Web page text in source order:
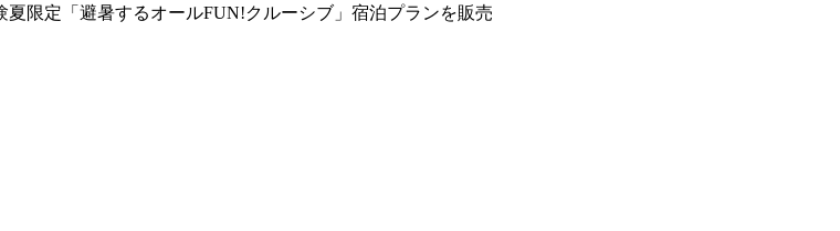
限定「避暑するオールFUN!クルーシブ」宿泊プランを販売